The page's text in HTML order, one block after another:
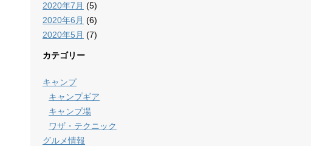
2020年7月 (5)
2020年6月 (6)
2020年5月 (7)
カテゴリー
キャンプ
キャンプギア
キャンプ場
ワザ・テクニック
グルメ情報